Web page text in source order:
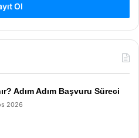
Ol
Adım Adım Başvuru Süreci
2026